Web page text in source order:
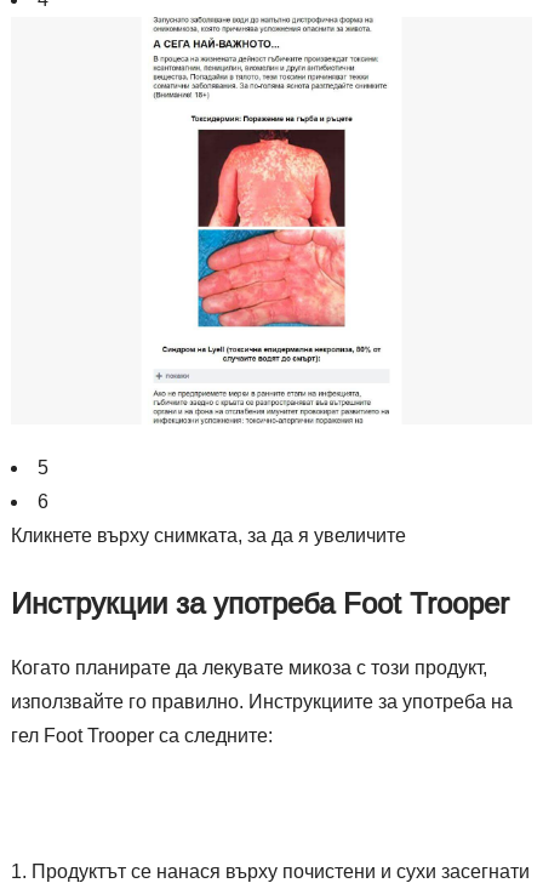
5
6
Кликнете върху снимката, за да я увеличите
Инструкции за употреба Foot Trooper
Когато планирате да лекувате микоза с този продукт,
използвайте го правилно. Инструкциите за употреба на
гел Foot Trooper са следните:
Продуктът се нанася върху почистени и сухи засегнати